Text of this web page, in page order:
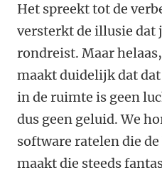
Het spreekt tot de
versterkt de illusie dat
rondreist. Maar
maakt duidelijk dat
in de ruimte is geen
dus geen geluid. We
software ratelen die
maakt die steeds